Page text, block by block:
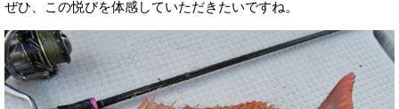
ぜひ、この悦びを体感していただきたいですね。